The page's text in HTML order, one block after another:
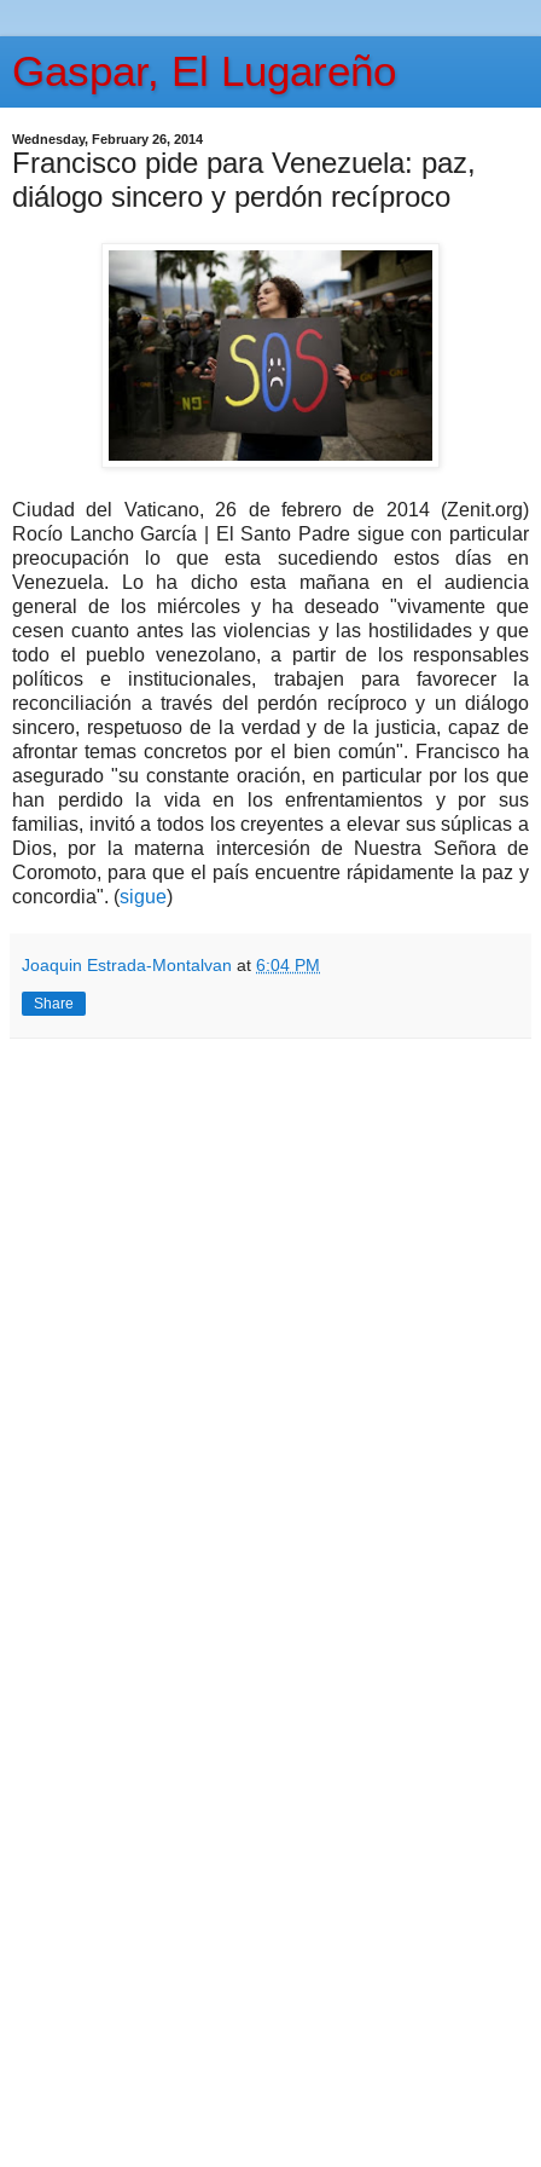
Gaspar, El Lugareño
Wednesday, February 26, 2014
Francisco pide para Venezuela: paz,
diálogo sincero y perdón recíproco
Ciudad del Vaticano, 26 de febrero de 2014 (Zenit.org)
Rocío Lancho García | El Santo Padre sigue con particular
preocupación lo que esta sucediendo estos días en
Venezuela. Lo ha dicho esta mañana en el audiencia
general de los miércoles y ha deseado "vivamente que
cesen cuanto antes las violencias y las hostilidades y que
todo el pueblo venezolano, a partir de los responsables
políticos e institucionales, trabajen para favorecer la
reconciliación a través del perdón recíproco y un diálogo
sincero, respetuoso de la verdad y de la justicia, capaz de
afrontar temas concretos por el bien común". Francisco ha
asegurado "su constante oración, en particular por los que
han perdido la vida en los enfrentamientos y por sus
familias, invitó a todos los creyentes a elevar sus súplicas a
Dios, por la materna intercesión de Nuestra Señora de
Coromoto, para que el país encuentre rápidamente la paz y
concordia". (sigue)
Joaquin Estrada-Montalvan at 6:04 PM
Share